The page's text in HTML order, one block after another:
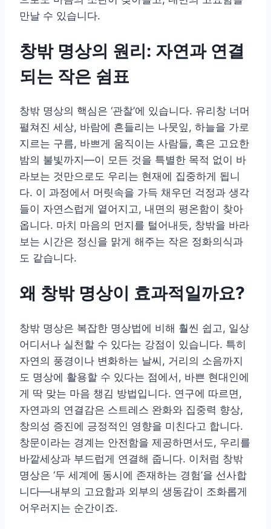
만날 수 있습니다.
창밖 명상의 원리: 자연과 연결
되는 작은 쉼표
창밖 명상의 핵심은 ‘관찰’에 있습니다. 유리창 너머
펼쳐진 세상, 바람에 흔들리는 나뭇잎, 하늘을 가로
지르는 구름, 바쁘게 움직이는 사람들, 혹은 고요한
밤의 불빛까지—이 모든 것을 특별한 목적 없이 바
라보는 것만으로도 우리는 현재에 집중하게 됩니
다. 이 과정에서 머릿속을 가득 채우던 걱정과 생각
들이 자연스럽게 옅어지고, 내면의 평온함이 찾아
옵니다. 마치 마음의 먼지를 털어내듯, 창밖을 바라
보는 시간은 정신을 맑게 해주는 작은 정화의식과
도 같습니다.
왜 창밖 명상이 효과적일까요?
창밖 명상은 복잡한 명상법에 비해 훨씬 쉽고, 일상
어디서나 실천할 수 있다는 강점이 있습니다. 특히
자연의 풍경이나 변화하는 날씨, 거리의 소음까지
도 명상에 활용할 수 있다는 점에서, 바쁜 현대인에
게 딱 맞는 마음 챙김 방법입니다. 연구에 따르면,
자연과의 연결감은 스트레스 완화와 집중력 향상,
창의성 증진에 긍정적인 영향을 미친다고 합니다.
창문이라는 경계는 안전함을 제공하면서도, 우리를
바깥세상과 부드럽게 연결해 줍니다. 이처럼 창밖
명상은 ‘두 세계에 동시에 존재하는 경험’을 선사합
니다—내부의 고요함과 외부의 생동감이 조화롭게
어우러지는 순간이죠.